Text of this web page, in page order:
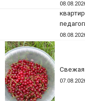
Свежая